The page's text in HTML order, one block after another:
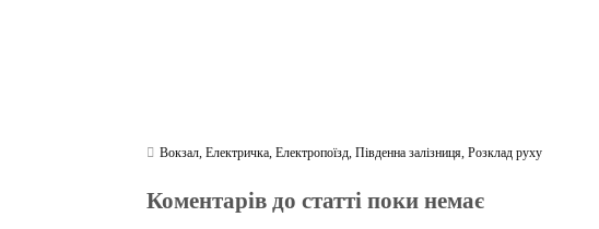
Вокзал ,Електричка ,Електропоїзд ,Південна залізниця ,Розклад руху
Коментарів до статті поки немає